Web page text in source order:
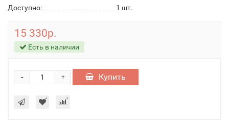
Доступно:
1 шт.
15 330р.
Есть в наличии
+
- Купить